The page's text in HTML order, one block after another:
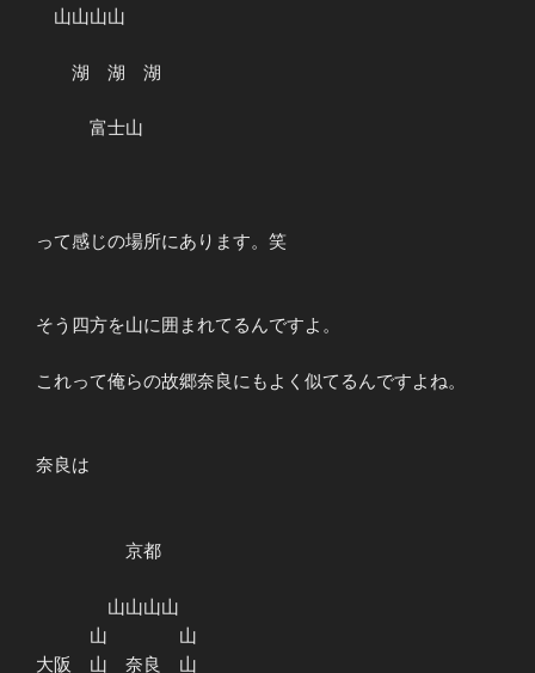
山山山山
湖 湖 湖
富士山
って感じの場所にあります。笑
そう四方を山に囲まれてるんですよ。
これって俺らの故郷奈良にもよく似てるんですよね。
奈良は
京都
山山山山
山 山
大阪 山 奈良 山